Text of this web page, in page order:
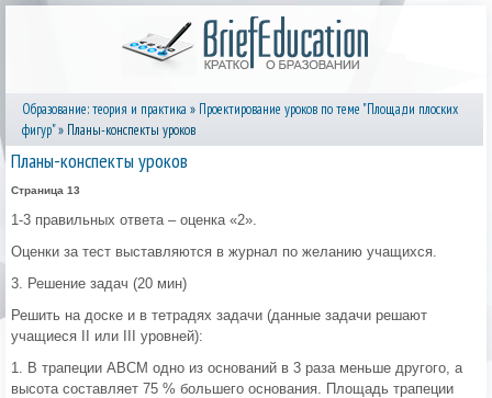
Образование: теория и практика » Проектирование уроков по теме "Площади плоских
фигур"» Планы-конспекты уроков
Планы-конспекты уроков
Страница 13
1-3 правильных ответа – оценка «2».
Оценки за тест выставляются в журнал по желанию учащихся.
3. Решение задач (20 мин)
Решить на доске и в тетрадях задачи (данные задачи решают
учащиеся II или III уровней):
1. В трапеции АВСМ одно из оснований в 3 раза меньше другого, а
высота составляет 75 % большего основания. Площадь трапеции